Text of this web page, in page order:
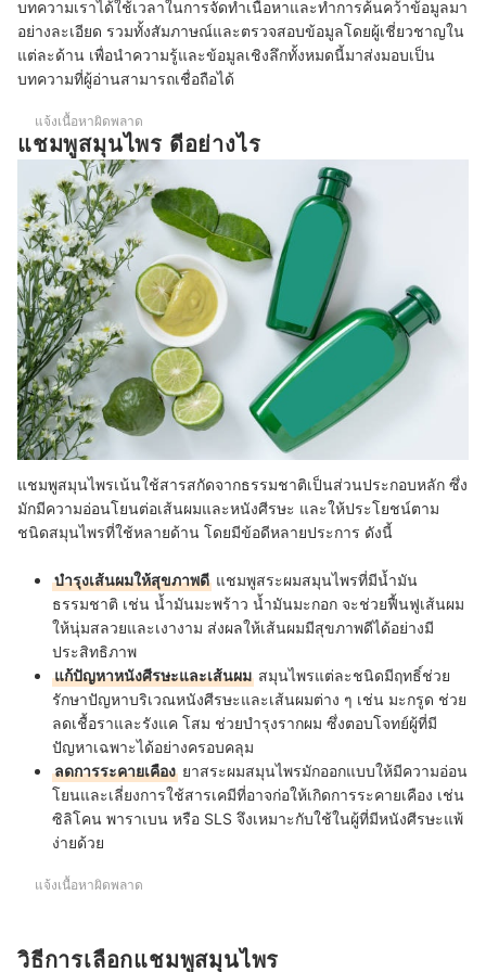
แชมพูสมุนไพรสามารถใช้ได้กับทุกคนหรือไม่
บทความเราได้ใช้เวลาในการจัดทำเนื้อหาและทำการค้นคว้าข้อมูลมา
อย่างละเอียด รวมทั้งสัมภาษณ์และตรวจสอบข้อมูลโดยผู้เชี่ยวชาญใน
แต่ละด้าน เพื่อนำความรู้และข้อมูลเชิงลึกทั้งหมดนี้มาส่งมอบเป็น
บทความที่ผู้อ่านสามารถเชื่อถือได้
แจ้งเนื้อหาผิดพลาด
แชมพูสมุนไพร ดีอย่างไร
แชมพูสมุนไพรเน้นใช้สารสกัดจากธรรมชาติเป็นส่วนประกอบหลัก ซึ่ง
มักมีความอ่อนโยนต่อเส้นผมและหนังศีรษะ และให้ประโยชน์ตาม
ชนิดสมุนไพรที่ใช้หลายด้าน โดยมีข้อดีหลายประการ ดังนี้
บำรุงเส้นผมให้สุขภาพดี แชมพูสระผมสมุนไพรที่มีน้ำมัน
ธรรมชาติ เช่น น้ำมันมะพร้าว น้ำมันมะกอก จะช่วยฟื้นฟูเส้นผม
ให้นุ่มสลวยและเงางาม ส่งผลให้เส้นผมมีสุขภาพดีได้อย่างมี
ประสิทธิภาพ
แก้ปัญหาหนังศีรษะและเส้นผม สมุนไพรแต่ละชนิดมีฤทธิ์ช่วย
รักษาปัญหาบริเวณหนังศีรษะและเส้นผมต่าง ๆ เช่น มะกรูด ช่วย
ลดเชื้อราและรังแค โสม ช่วยบำรุงรากผม ซึ่งตอบโจทย์ผู้ที่มี
ปัญหาเฉพาะได้อย่างครอบคลุม
ลดการระคายเคือง ยาสระผมสมุนไพรมักออกแบบให้มีความอ่อน
โยนและเลี่ยงการใช้สารเคมีที่อาจก่อให้เกิดการระคายเคือง เช่น
ซิลิโคน พาราเบน หรือ SLS จึงเหมาะกับใช้ในผู้ที่มีหนังศีรษะแพ้
ง่ายด้วย
แจ้งเนื้อหาผิดพลาด
วิธีการเลือกแชมพูสมุนไพร